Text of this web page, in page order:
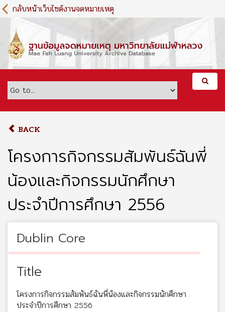
S
k
m
c
กลับหน้าเว็บไซต์งานจดหมายเหตุ
BACK
โครงการกิจกรรมสัมพันธ์ฉันพี่
น้องและกิจกรรมนักศึกษา
ประจำปีการศึกษา 2556
Dublin Core
Title
โครงการกิจกรรมสัมพันธ์ฉันพี่น้องและกิจกรรมนักศึกษา
ประจำปีการศึกษา 2556